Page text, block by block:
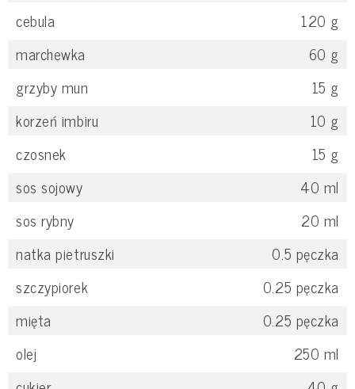
cebula
120 g
marchewka
60 g
grzyby mun
15 g
korzeń imbiru
10 g
czosnek
15 g
sos sojowy
40 ml
sos rybny
20 ml
natka pietruszki
0.5 pęczka
szczypiorek
0.25 pęczka
mięta
0.25 pęczka
olej
250 ml